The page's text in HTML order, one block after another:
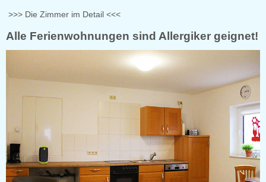
>>> Die Zimmer im Detail <<<
Alle Ferienwohnungen sind Allergiker geignet!